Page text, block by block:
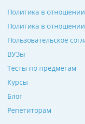
ВУЗы
Тесты по предметам
Курсы
Блог
Репетиторам
Политика в
Политика в
Пользовательское